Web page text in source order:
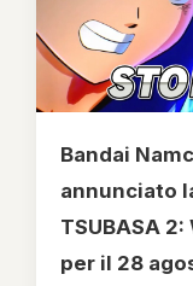
Bandai
annunciato
TSUBASA 2:
per il 28